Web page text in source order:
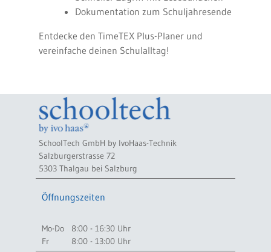
Dokumentation zum Schuljahresende
Entdecke den TimeTEX Plus-Planer und
vereinfache deinen Schulalltag!
SchoolTech GmbH by IvoHaas-Technik
Salzburgerstrasse 72
5303 Thalgau bei Salzburg
Öffnungszeiten
Mo-Do
8:00 - 16:30 Uhr
Fr
8:00 - 13:00 Uhr